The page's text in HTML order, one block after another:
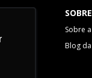
Sobre
Blog